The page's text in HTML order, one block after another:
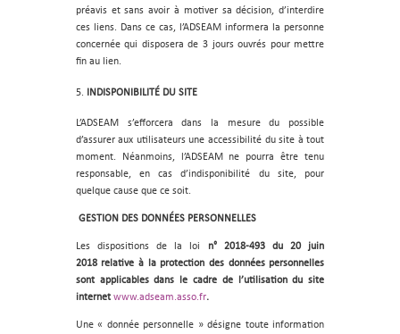
préavis et sans avoir à motiver sa décision, d’interdire
ces liens. Dans ce cas, l’ADSEAM informera la personne
concernée qui disposera de 3 jours ouvrés pour mettre
fin au lien.
INDISPONIBILITÉ DU SITE
L’ADSEAM s’efforcera dans la mesure du possible
d’assurer aux utilisateurs une accessibilité du site à tout
moment. Néanmoins, l’ADSEAM ne pourra être tenu
responsable, en cas d’indisponibilité du site, pour
quelque cause que ce soit.
GESTION DES DONNÉES PERSONNELLES
Les dispositions de la loi
n° 2018-493 du 20 juin
2018 relative à la protection des données personnelles
sont applicables dans le cadre de l’utilisation du site
internet www.adseam.asso.fr.
Une « donnée personnelle » désigne toute information